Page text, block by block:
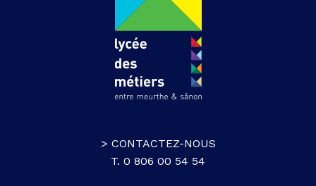
> CONTACTEZ-NOUS
T. 0 806 00 54 54